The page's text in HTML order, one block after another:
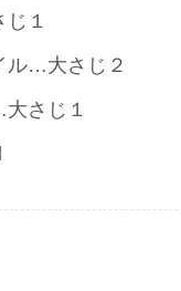
１
ル…大さじ２
さじ１